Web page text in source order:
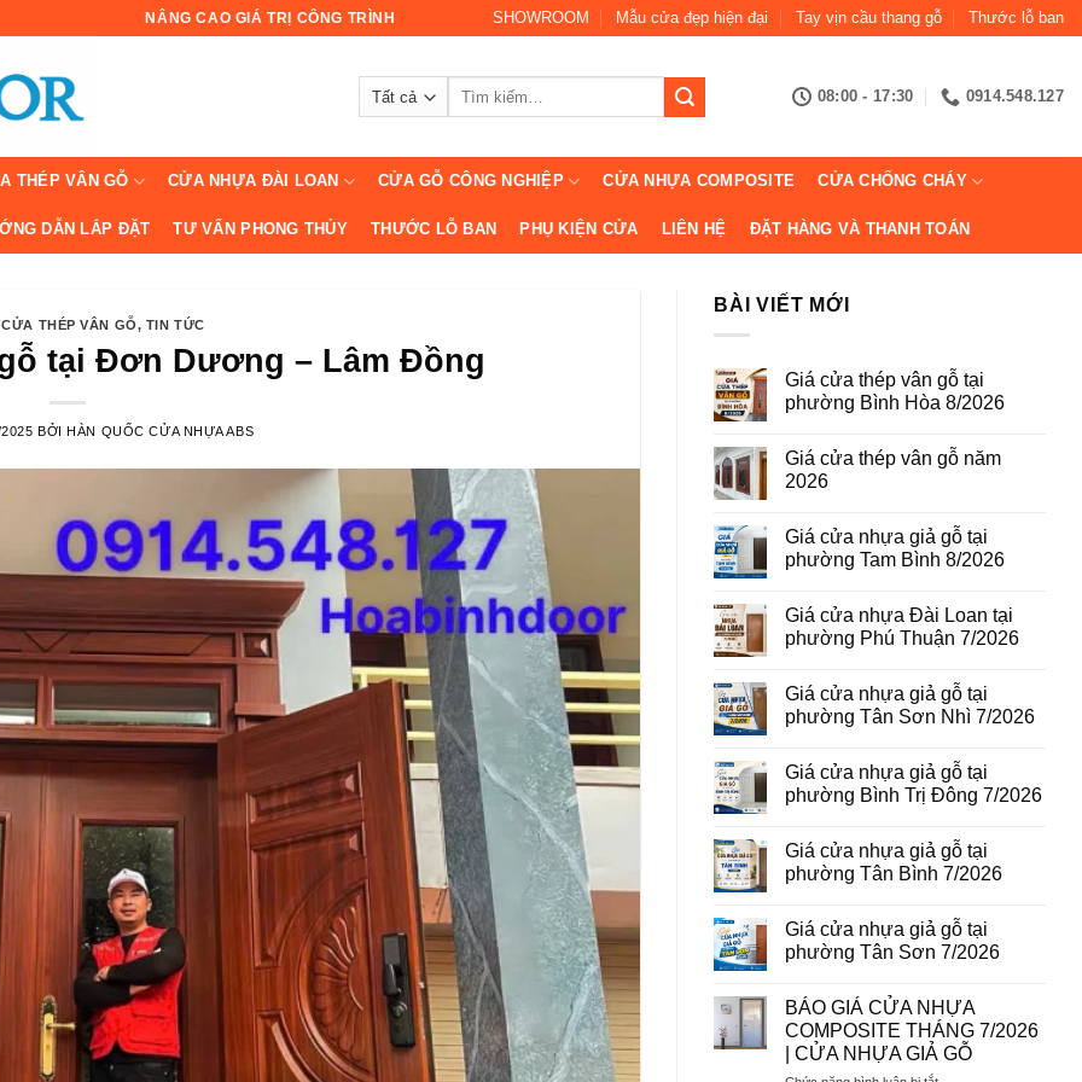
NÂNG CAO GIÁ TRỊ CÔNG TRÌNH SHOWROOM Mẫu cửa đẹp hiện đại Tay vịn cầu thang gỗ Thước lỗ ban
08:00 - 17:30 0914.548.127
THÉP VÂN GỖ CỬA NHỰA ĐÀI LOAN CỬA GỖ CÔNG NGHIỆP CỬA NHỰA COMPOSITE CỬA CHỐNG CHÁY
DẪN LẮP ĐẶT TƯ VẤN PHONG THỦY THƯỚC LỖ BAN PHỤ KIỆN CỬA LIÊN HỆ ĐẶT HÀNG VÀ THANH TOÁN
CỬA THÉP VÂN GỖ, TIN TỨC
tại Đơn Dương – Lâm Đồng
BỞIHÀN QUỐC CỬA NHỰA ABS
BÀI VIẾT MỚI
Giá cửa thép vân gỗ tại
phường Bình Hòa 8/2026
bình
luận
ở
thép
vân
gỗ
Bình
Hòa
8/2026
Giá cửa thép vân gỗ năm
2026
bình
luận
ở
thép
vân
gỗ
Giá cửa nhựa giả gỗ tại
phường Tam Bình 8/2026
bình
luận
ở
nhựa
giả
gỗ
Tam
Bình
8/2026
Giá cửa nhựa Đài Loan tại
phường Phú Thuận 7/2026
bình
luận
ở
nhựa
Đài
Loan
Phú
Thuận
7/2026
Giá cửa nhựa giả gỗ tại
phường Tân Sơn Nhì 7/2026
bình
luận
ở
nhựa
giả
gỗ
Tân
Sơn
Nhì
Giá cửa nhựa giả gỗ tại
phường Bình Trị Đông 7/2026
bình
luận
ở
nhựa
giả
gỗ
Bình
Trị
Đông
7/2026
Giá cửa nhựa giả gỗ tại
phường Tân Bình 7/2026
bình
luận
ở
nhựa
giả
gỗ
tại
Giá cửa nhựa giả gỗ tại
phường Tân Sơn 7/2026
bình
luận
ở
Giá
BÁO GIÁ CỬA NHỰA
COMPOSITE THÁNG 7/2026
| CỬA NHỰA GIẢ GỖ